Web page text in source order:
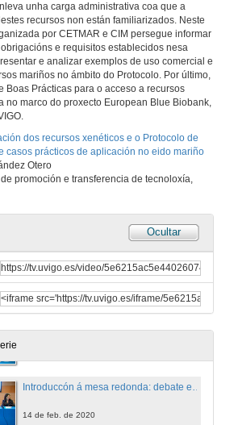
unha carga administrativa coa que a
recursos non están familiarizados. Neste
por CETMAR e CIM persegue informar
e requisitos establecidos nesa
e analizar exemplos de uso comercial e
mariños no ámbito do Protocolo. Por último,
Boas Prácticas para o acceso a recursos
no marco do proxecto European Blue Biobank,
dos recursos xenéticos e o Protocolo de
casos prácticos de aplicación no eido mariño
Otero
promoción e transferencia de tecnoloxía,
Ocultar
Intervención de Belén Martín, Responsable de la participación de la ECIMAT-UVigo en la Red Europea de Estaciones de Biología Marina (EMBRC-ERIC)
Benvida e presentación da xornada
14 de feb. de 2020
O protocolo de Nagoya no contexto da protección da biodiversidade global
Marco lexislativo español e procesos de consulta
14 de feb. de 2020
Proxecto EBB: Casos de estudo e Guía de boas prácticas
Introduccón á mesa redonda: debate entre representantes de las administraciones, la industria y los centros de investigación
14 de feb. de 2020